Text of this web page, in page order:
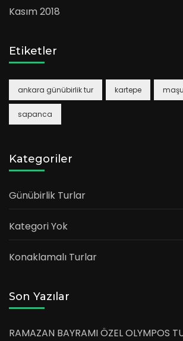
Kasım 2018
Etiketler
ankara günübirlik tur kartepe
sapanca
Kategoriler
Günübirlik Turlar
Kategori Yok
Konaklamalı Turlar
Son Yazılar
RAMAZAN BAYRAMI ÖZEL OLYMPOS